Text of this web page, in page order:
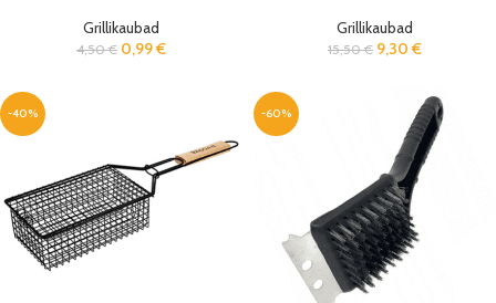
Grillikaubad
4,50€ 0,99€
Grillikaubad
15,50€ 9,30 €
-40% -60%